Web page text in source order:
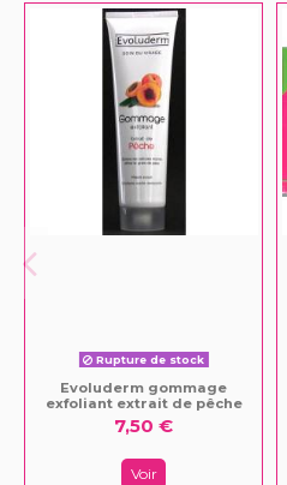
Rupture de stock
Evoluderm gommage
exfoliant extrait de pêche
7,50 €
Voir